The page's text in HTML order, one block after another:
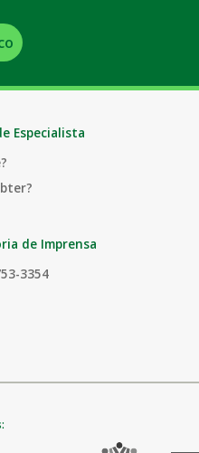
Especialista
de Imprensa
3354